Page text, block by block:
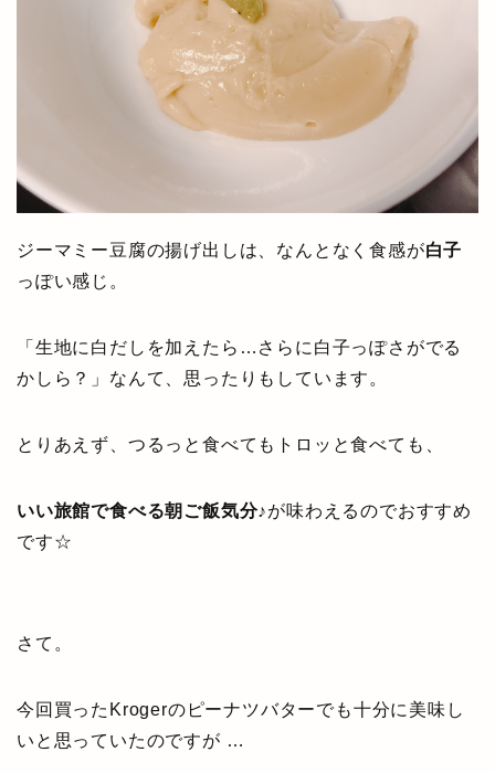
ジーマミー豆腐の揚げ出しは、なんとなく食感が白子
っぽい感じ。
「生地に白だしを加えたら…さらに白子っぽさがでる
かしら？」なんて、思ったりもしています。
とりあえず、つるっと食べてもトロッと食べても、
いい旅館で食べる朝ご飯気分♪が味わえるのでおすすめ
です☆
さて。
今回買ったKrogerのピーナツバターでも十分に美味し
いと思っていたのですが …